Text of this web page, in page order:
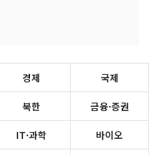
경제 국제
북한 금융·증권
IT·과학 바이오